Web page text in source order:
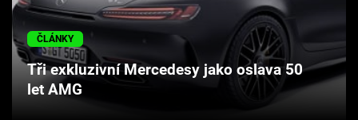
Hry
Cool Esport
Pořady
ČLÁNKY
Tři exkluzivní Mercedesy jako oslava 50
let AMG